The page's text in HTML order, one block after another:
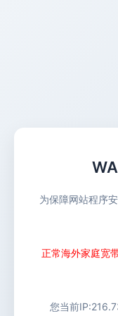
为保障网站程序
正常海外家庭宽
您当前IP: